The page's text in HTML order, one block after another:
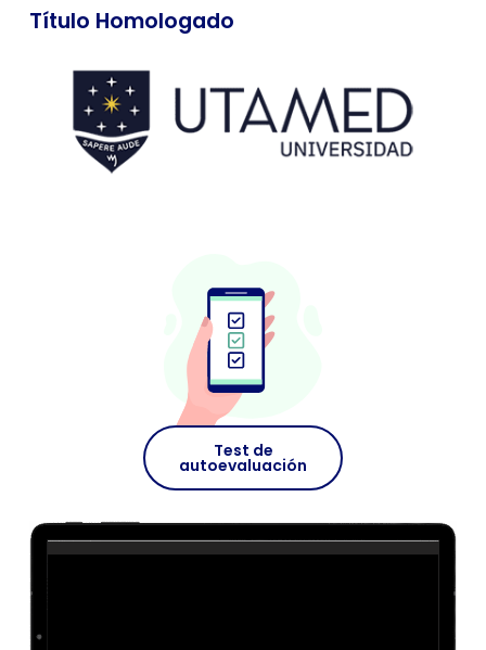
Título Homologado
Test de
autoevaluación